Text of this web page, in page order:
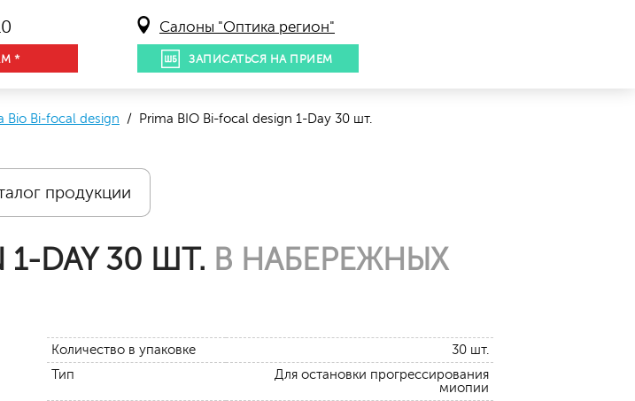
*
Салоны "Оптика регион"
ЗАПИСАТЬСЯ НА ПРИЕМ
Bio Bi-focal design / Prima BIO Bi-focal design 1-Day 30 шт.
продукции
1-DAY 30 ШТ. В НАБЕРЕЖНЫХ
Количество в упаковке
30 шт.
Тип
Для остановки прогрессирования
миопии